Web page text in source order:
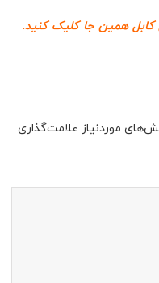
کابل همین جا کلیک کنید.
موردنیاز علامت‌گذاری